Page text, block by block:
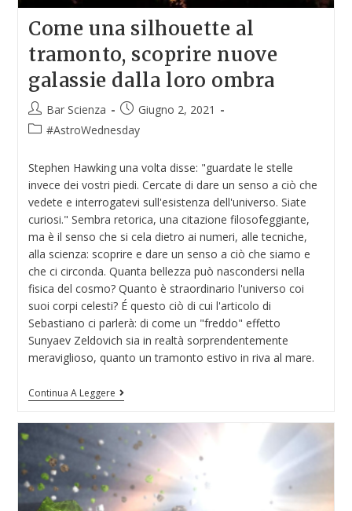
Come una silhouette al
tramonto, scoprire nuove
galassie dalla loro ombra
Bar Scienza
Giugno 2, 2021
#AstroWednesday
Stephen Hawking una volta disse: "guardate le stelle
invece dei vostri piedi. Cercate di dare un senso a ciò che
vedete e interrogatevi sull'esistenza dell'universo. Siate
curiosi." Sembra retorica, una citazione filosofeggiante,
ma è il senso che si cela dietro ai numeri, alle tecniche,
alla scienza: scoprire e dare un senso a ciò che siamo e
che ci circonda. Quanta bellezza può nascondersi nella
fisica del cosmo? Quanto è straordinario l'universo coi
suoi corpi celesti? É questo ciò di cui l'articolo di
Sebastiano ci parlerà: di come un "freddo" effetto
Sunyaev Zeldovich sia in realtà sorprendentemente
meraviglioso, quanto un tramonto estivo in riva al mare.
Continua A Leggere